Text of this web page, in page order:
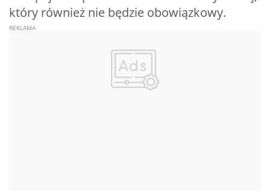
który również nie będzie obowiązkowy.